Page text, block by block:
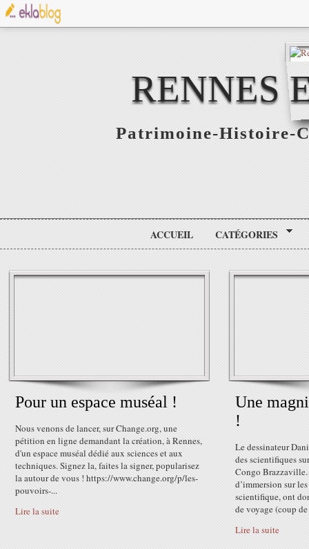
RENNES
Patrimoine-Histoire-
ACCUEIL CATÉGORIES
Pour un espace muséal !
Nous venons de lancer, sur Change.org, une
pétition en ligne demandant la création, à Rennes,
d'un espace muséal dédié aux sciences et aux
techniques. Signez la, faites la signer, popularisez
la autour de vous ! https://www.change.org/p/les-
pouvoirs-...
Lire la suite
Une
!
Le dessinateur
des scientifiques
Congo Brazzaville.
d’immersion sur
scientifique, ont
de voyage (coup
Lire la suite